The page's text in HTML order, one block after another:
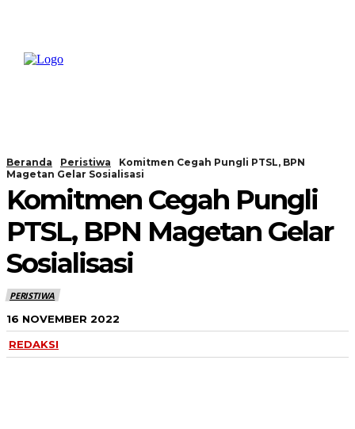
Beranda Peristiwa
Komitmen Cegah Pungli PTSL, BPN
Magetan Gelar Sosialisasi
Komitmen Cegah Pungli
PTSL, BPN Magetan Gelar
Sosialisasi
PERISTIWA
16 NOVEMBER 2022
REDAKSI